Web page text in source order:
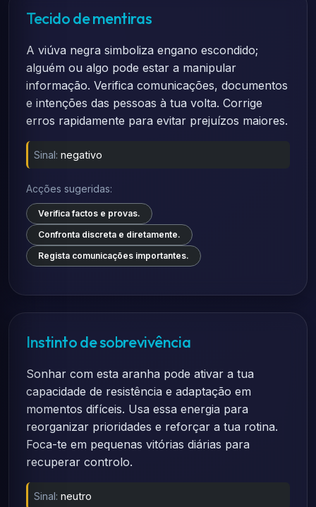
Tecido de mentiras
A viúva negra simboliza engano escondido;
alguém ou algo pode estar a manipular
informação. Verifica comunicações, documentos
e intenções das pessoas à tua volta. Corrige
erros rapidamente para evitar prejuízos maiores.
Sinal: negativo
Acções sugeridas:
Verifica factos e provas.
Confronta discreta e diretamente.
Regista comunicações importantes.
Instinto de sobrevivência
Sonhar com esta aranha pode ativar a tua
capacidade de resistência e adaptação em
momentos difíceis. Usa essa energia para
reorganizar prioridades e reforçar a tua rotina.
Foca-te em pequenas vitórias diárias para
recuperar controlo.
Sinal: neutro